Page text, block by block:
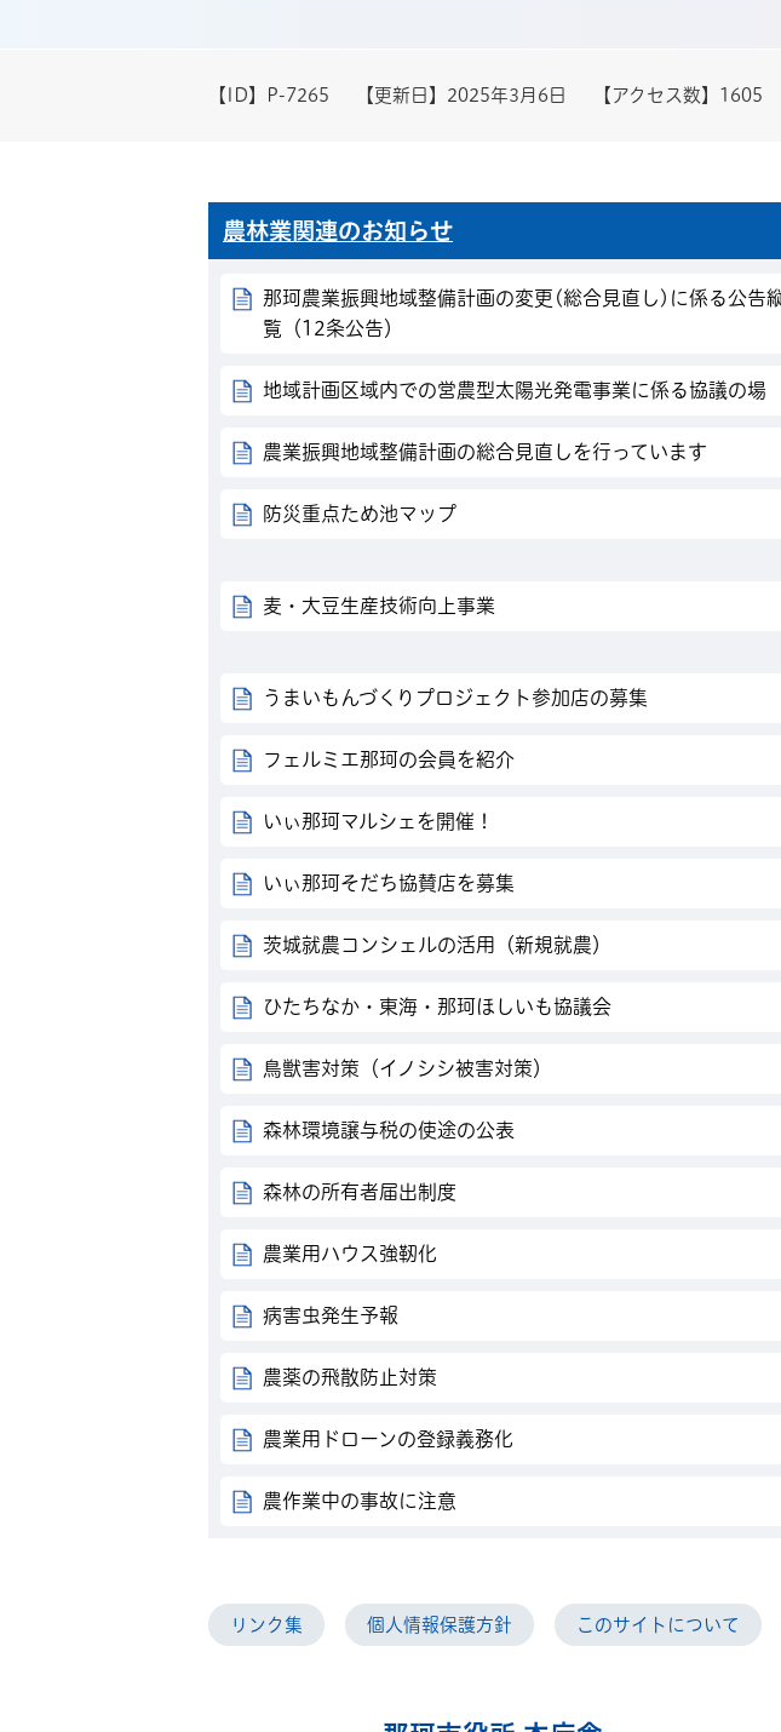
【ID】 P-7265 【更新日】 2025年3月6日 【アクセス数】 1605
農林業関連のお知らせ
那珂農業振興地域整備計画の変更(総合見直し)に係る公告
覧（12条公告）
地域計画区域内での営農型太陽光発電事業に係る協議の場
農業振興地域整備計画の総合見直しを行っています
防災重点ため池マップ
麦・大豆生産技術向上事業
うまいもんづくりプロジェクト参加店の募集
フェルミエ那珂の会員を紹介
いぃ那珂マルシェを開催！
いぃ那珂そだち協賛店を募集
茨城就農コンシェルの活用（新規就農）
ひたちなか・東海・那珂ほしいも協議会
鳥獣害対策（イノシシ被害対策）
森林環境譲与税の使途の公表
森林の所有者届出制度
農業用ハウス強靭化
病害虫発生予報
農薬の飛散防止対策
農業用ドローンの登録義務化
農作業中の事故に注意
リンク集 個人情報保護方針 このサイトについて